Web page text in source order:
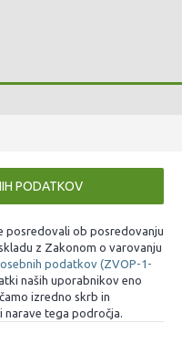
PODATKOV
posredovali ob posredovanju
z Zakonom o varovanju
podatkov (ZVOP-1-
naših uporabnikov eno
izredno skrb in
tega področja.